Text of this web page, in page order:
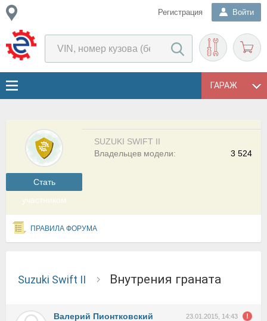
Регистрация Войти
ГАРАЖ
Cтать
участником
SUZUKI SWIFT II
3 524
Владельцев модели:
ПРАВИЛА ФОРУМА
Suzuki Swift II Внутрения граната
Валерий Пионтковский 23.01.2015, 14:43